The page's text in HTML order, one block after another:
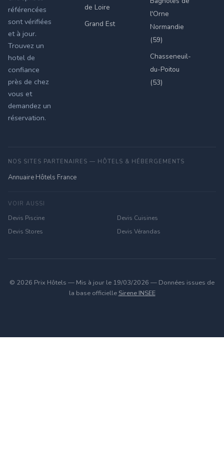
référencées
sont vérifiées
et à jour.
Trouvez un
hotel de
confiance
près de chez
vous et
demandez un
réservation.
de Loire
Grand Est
l'Orne
Normandie
(59)
Chasseneuil-
du-Poitou
(53)
NOS SITES PARTENAIRES — HÔTELS & HÉBERGEMENTS
Annuaire Hôtels France
VOIR AUSSI
Devis Piscine
Devis Cuisines
Devis Stores
Devis Vérandas
© 2026 Prix Hôtels — Mis à jour le 19/03/2026 — Données issues de
la base officielle Sirene INSEE